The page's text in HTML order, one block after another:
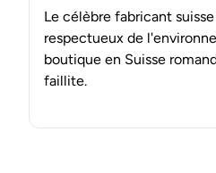
Le célèbre fabricant
respectueux de
boutique en Suisse
faillite.